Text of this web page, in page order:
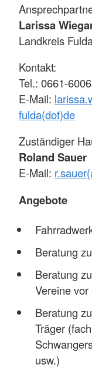
Larissa
Landkreis
Kontakt:
Tel.: 0661-
E-Mail:
fulda(dot)de
Zuständiger
Roland Sauer
E-Mail:
Angebote
Beratung
Beratung
Vereine vor
Beratung
Träger
usw.)